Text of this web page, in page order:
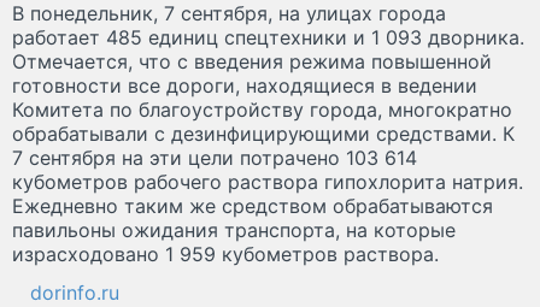
В понедельник, 7 сентября, на улицах города
работает 485 единиц спецтехники и 1 093 дворника.
Отмечается, что с введения режима повышенной
готовности все дороги, находящиеся в ведении
Комитета по благоустройству города, многократно
обрабатывали с дезинфицирующими средствами. К
7 сентября на эти цели потрачено 103 614
кубометров рабочего раствора гипохлорита натрия.
Ежедневно таким же средством обрабатываются
павильоны ожидания транспорта, на которые
израсходовано 1 959 кубометров раствора.
dorinfo.ru